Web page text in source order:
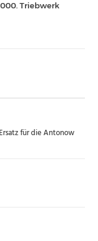
Triebwerk
für die Antonow